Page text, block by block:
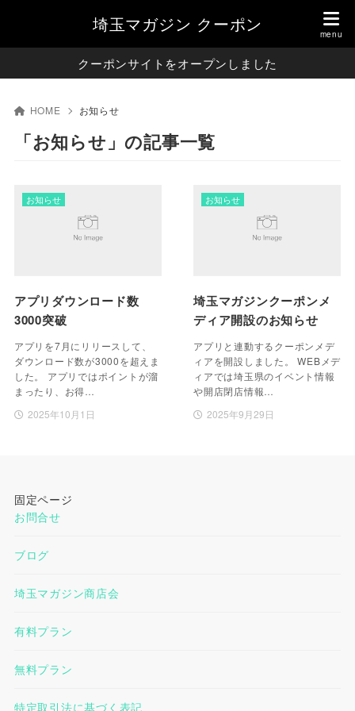
埼玉マガジン クーポン
クーポンサイトをオープンしました
HOME お知らせ
「お知らせ」の記事一覧
アプリダウンロード数
3000突破
アプリを7月にリリースして、
ダウンロード数が3000を超えま
した。 アプリではポイントが溜
まったり、お得…
2025年10月1日
お知らせ
埼玉マガジンクーポンメ
ディア開設のお知らせ
アプリと連動するクーポンメデ
ィアを開設しました。 WEBメデ
ィアでは埼玉県のイベント情報
や開店閉店情報…
2025年9月29日
お知らせ
固定ページ
お問合せ
ブログ
埼玉マガジン商店会
有料プラン
無料プラン
特定取引法に基づく表記